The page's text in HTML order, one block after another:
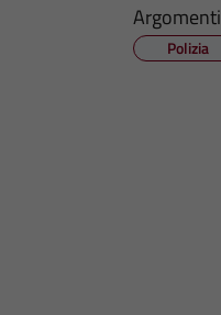
Argomenti
Polizia